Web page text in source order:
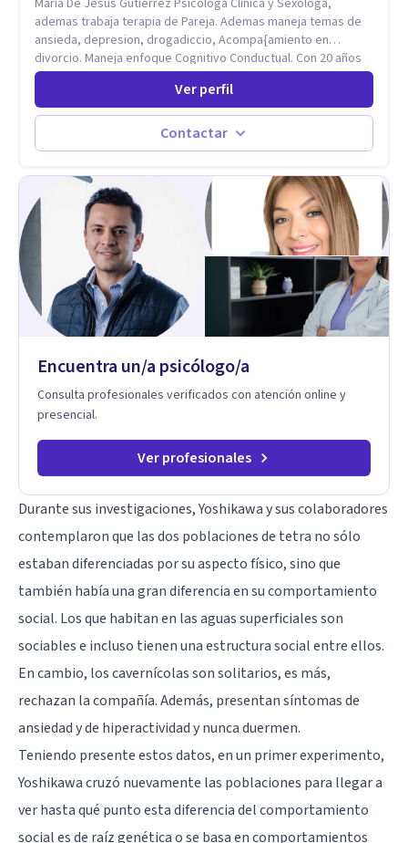
vida y relaciones personales.
ademas trabaja terapia de Pareja. Ademas maneja temas de
ansieda, depresion, drogadiccio, Acompa{amiento en
divorcio. Maneja enfoque Cognitivo Conductual. Con 20 años
de experiencia, constantemente capacitandose en las
diferntes areas de la Salud Mental.
Ver perfil
Contactar
Encuentra un/a psicólogo/a
Consulta profesionales verificados con atención online y
presencial.
Ver profesionales
Durante sus investigaciones, Yoshikawa y sus colaboradores
contemplaron que las dos poblaciones de tetra no sólo
estaban diferenciadas por su aspecto físico, sino que
también había una gran diferencia en su comportamiento
social. Los que habitan en las aguas superficiales son
sociables e incluso tienen una estructura social entre ellos.
En cambio, los cavernícolas son solitarios, es más,
rechazan la compañía. Además, presentan síntomas de
ansiedad y de hiperactividad y nunca duermen.
Teniendo presente estos datos, en un primer experimento,
Yoshikawa cruzó nuevamente las poblaciones para llegar a
ver hasta qué punto esta diferencia del comportamiento
social es de raíz genética o se basa en comportamientos